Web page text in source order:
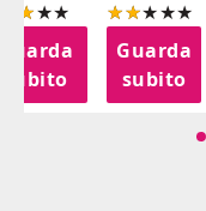
subito
Guarda
subito